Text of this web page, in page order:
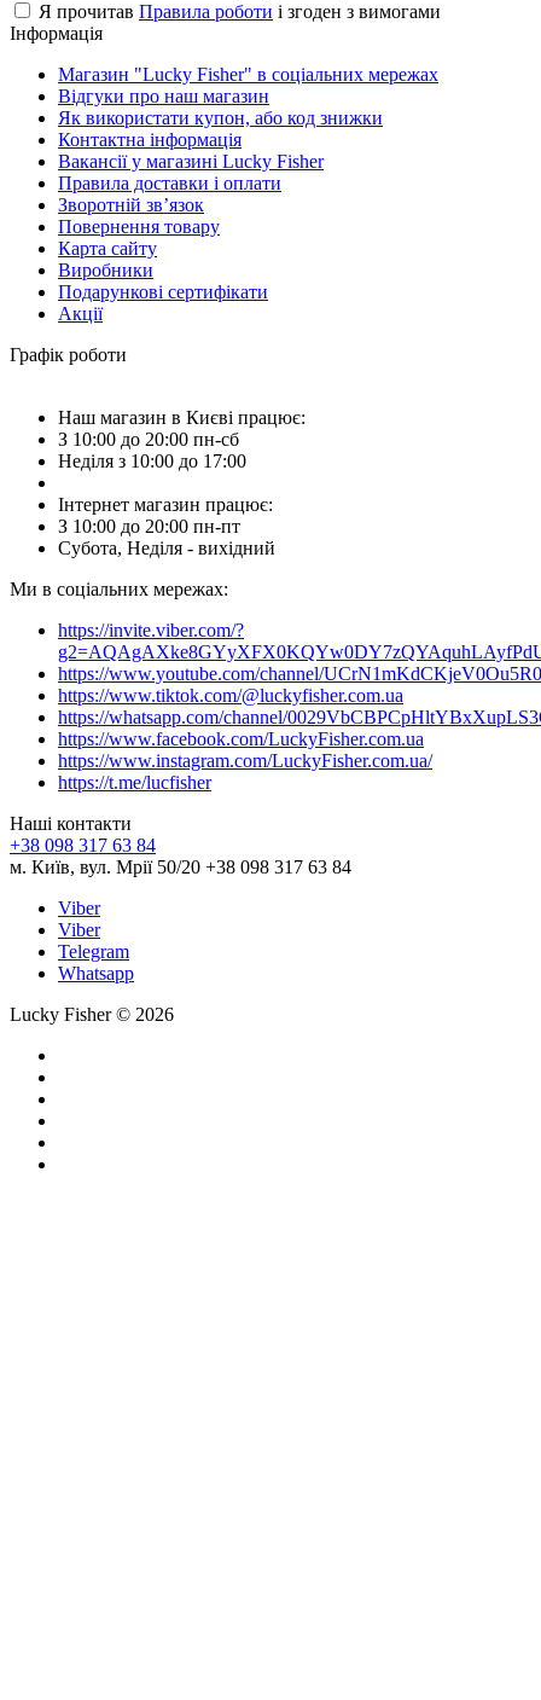
Я прочитав Правила роботи і згоден з вимогами
Інформація
Магазин "Lucky Fisher" в соціальних мережах
Відгуки про наш магазин
Як використати купон, або код знижки
Контактна інформація
Вакансії у магазині Lucky Fisher
Правила доставки і оплати
Зворотній зв’язок
Повернення товару
Карта сайту
Виробники
Подарункові сертифікати
Акції
Графік роботи
Наш магазин в Києві працює:
З 10:00 до 20:00 пн-сб
Неділя з 10:00 до 17:00
Інтернет магазин працює:
З 10:00 до 20:00 пн-пт
Субота, Неділя - вихідний
Ми в соціальних мережах:
https://invite.viber.com/?
https://www.youtube.com/channel/
https://www.tiktok.com/@luckyfisher.com.ua
https://whatsapp.com/channel/
https://www.facebook.com/LuckyFisher.com.ua
https://www.instagram.com/LuckyFisher.com.ua/
https://t.me/lucfisher
Наші контакти
+38 098 317 63 84
м. Київ, вул. Мрії 50/20 +38 098 317 63 84
Viber
Viber
Telegram
Whatsapp
Lucky Fisher © 2026